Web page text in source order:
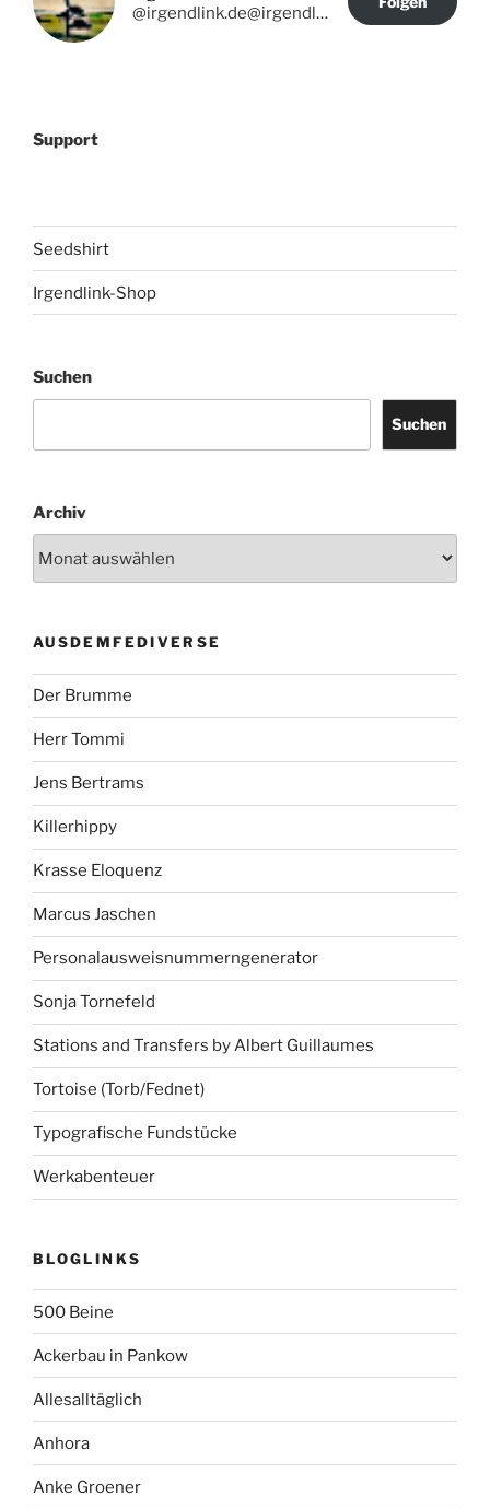
@irgendlink.de@irgendlink.de
Support
Seedshirt
Irgendlink-Shop
Suchen
Suchen
Archiv
AUSDEMFEDIVERSE
Der Brumme
Herr Tommi
Jens Bertrams
Killerhippy
Krasse Eloquenz
Marcus Jaschen
Personalausweisnummerngenerator
Sonja Tornefeld
Stations and Transfers by Albert Guillaumes
Tortoise (Torb/Fednet)
Typografische Fundstücke
Werkabenteuer
BLOGLINKS
500 Beine
Ackerbau in Pankow
Allesalltäglich
Anhora
Anke Groener